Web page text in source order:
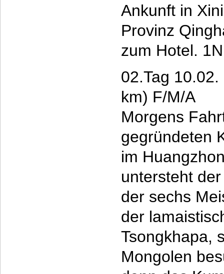
Ankunft in
Provinz
zum Hotel.
02.Tag
km) F/M/A
Morgens
gegründeten
im
untersteht
der sechs
der
Tsongkhapa,
Mongolen